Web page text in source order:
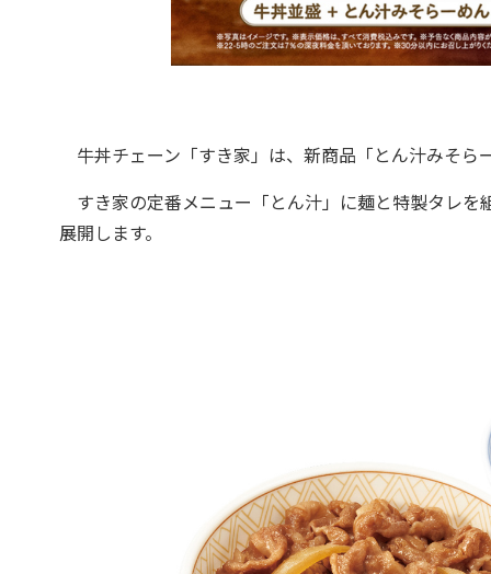
牛丼チェーン「すき家」は、新商品「とん汁みそ
すき家の定番メニュー「とん汁」に麺と特製タレ
展開します。